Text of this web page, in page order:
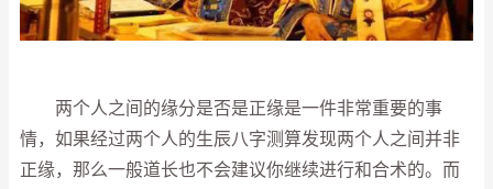
两个人之间的缘分是否是正缘是一件非常重要的事
情，如果经过两个人的生辰八字测算发现两个人之间并非
正缘，那么一般道长也不会建议你继续进行和合术的。而